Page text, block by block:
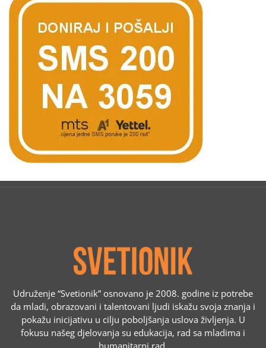
Udruženje “Svetionik” osnovano je 2008. godine iz potrebe
da mladi, obrazovani i talentovani ljudi iskažu svoja znanja i
pokažu inicijativu u cilju poboljšanja uslova življenja. U
fokusu našeg djelovanja su edukacija, rad sa mladima i
humanitarni rad.